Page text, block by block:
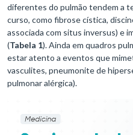
diferentes do pulmão tendem a
curso, como fibrose cística,
associada com situs inversus) e
(Tabela 1). Ainda em quadros
estar atento a eventos que
vasculites, pneumonite de
pulmonar alérgica).